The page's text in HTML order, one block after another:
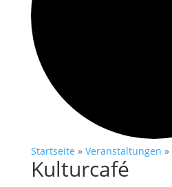
Startseite » Veranstaltungen »
Kulturcafé